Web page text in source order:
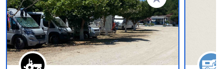
Añadir a tus